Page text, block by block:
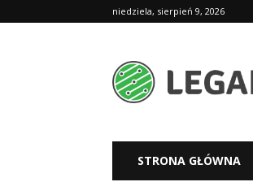
niedziela, sierpień 9, 2026
STRONA GŁÓWNA